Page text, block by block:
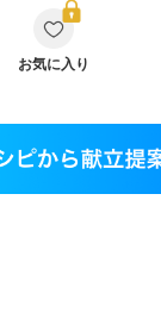
過観察中の方など
過観察中の方
体作り）
更年期
お気に入り